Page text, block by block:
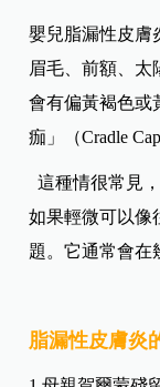
嬰兒脂漏性皮膚
眉毛、前額、太
會有偏黃褐色或
痂」（Cradle Cap
這種情很常見
如果輕微可以像
題。它通常會在
脂漏性皮膚炎